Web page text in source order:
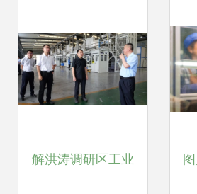
解洪涛调研区工业